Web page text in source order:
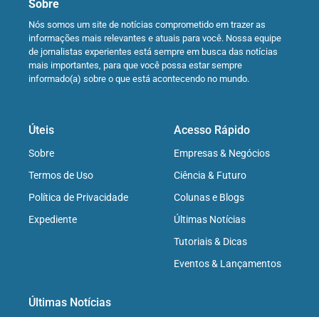
Sobre
Nós somos um site de notícias comprometido em trazer as
informações mais relevantes e atuais para você. Nossa equipe
de jornalistas experientes está sempre em busca das notícias
mais importantes, para que você possa estar sempre
informado(a) sobre o que está acontecendo no mundo.
Úteis
Sobre
Termos de Uso
Política de Privacidade
Expediente
Acesso Rápido
Empresas & Negócios
Ciência & Futuro
Colunas e Blogs
Últimas Notícias
Tutoriais & Dicas
Eventos & Lançamentos
Últimas Notícias